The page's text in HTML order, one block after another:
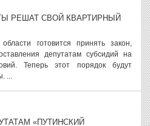
РЕШАТ СВОЙ КВАРТИРНЫЙ
готовится принять закон,
депутатам субсидий на
Теперь этот порядок будут
...
«ПУТИНСКИЙ